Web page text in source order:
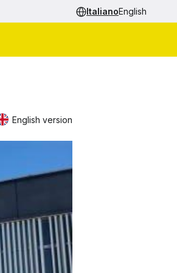
ItalianoEnglish
English version